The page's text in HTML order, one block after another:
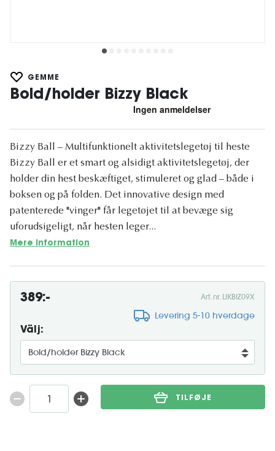
GEMME
Bold/holder Bizzy Black
Bizzy Ball – Multifunktionelt aktivitetslegetøj til heste
Bizzy Ball er et smart og alsidigt aktivitetslegetøj, der
holder din hest beskæftiget, stimuleret og glad – både i
boksen og på folden. Det innovative design med
patenterede "vinger" får legetøjet til at bevæge sig
uforudsigeligt, når hesten leger...
Mere information
389:- Art. nr. LIKBIZ09X
Levering 5-10 hverdage
Välj:
TILFØJE